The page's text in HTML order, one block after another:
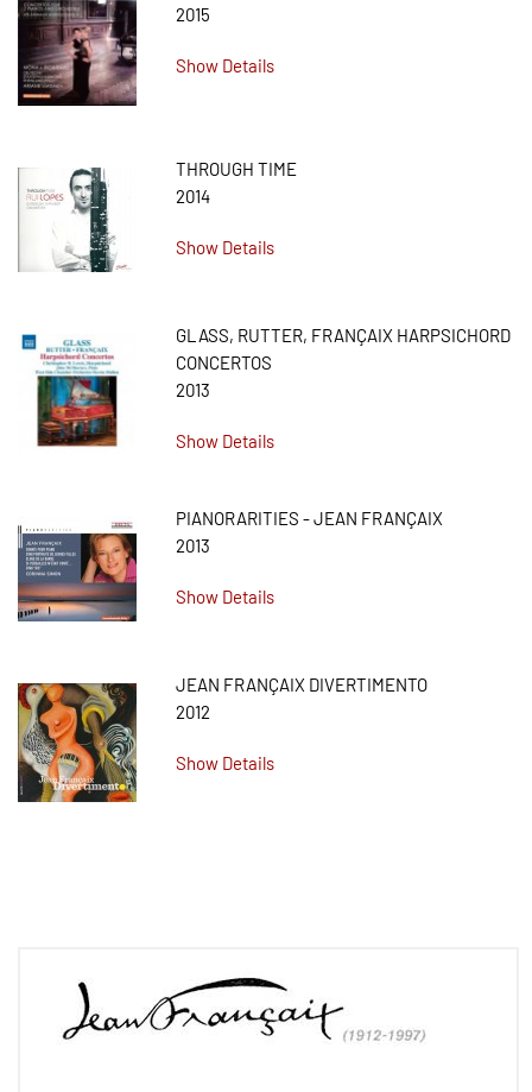
2015
Show Details
THROUGH TIME
2014
Show Details
GLASS, RUTTER, FRANÇAIX HARPSICHORD
CONCERTOS
2013
Show Details
PIANORARITIES - JEAN FRANÇAIX
2013
Show Details
JEAN FRANÇAIX DIVERTIMENTO
2012
Show Details